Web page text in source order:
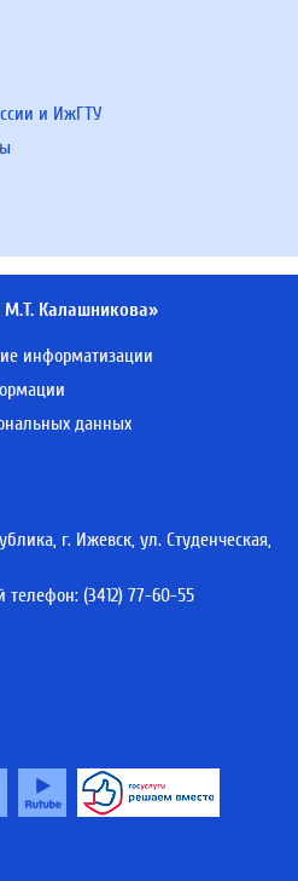
и ИжГТУ
Калашникова»
информатизации
данных
г. Ижевск, ул. Студенческая,
телефон: (3412) 77-60-55